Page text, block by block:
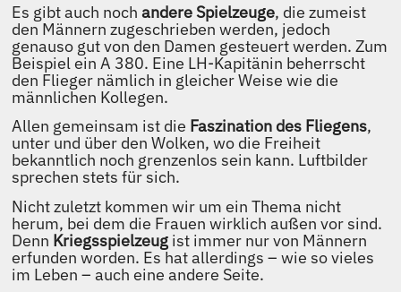
Es gibt auch nochandere Spielzeuge, die zumeist
den Männern zugeschrieben werden, jedoch
genauso gut von den Damen gesteuert werden. Zum
Beispiel ein A 380. Eine LH-Kapitänin beherrscht
den Flieger nämlich in gleicher Weise wie die
männlichen Kollegen.
Allen gemeinsam ist die Faszination des Fliegens,
unter und über den Wolken, wo die Freiheit
bekanntlich noch grenzenlos sein kann. Luftbilder
sprechen stets für sich.
Nicht zuletzt kommen wir um ein Thema nicht
herum, bei dem die Frauen wirklich außen vor sind.
Denn Kriegsspielzeug ist immer nur von Männern
erfunden worden. Es hat allerdings – wie so vieles
im Leben – auch eine andere Seite.